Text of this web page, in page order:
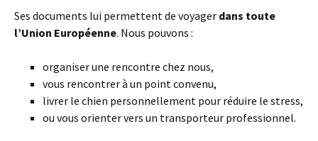
Ses documents lui permettent de voyager dans toute
l’Union Européenne. Nous pouvons :
organiser une rencontre chez nous,
vous rencontrer à un point convenu,
livrer le chien personnellement pour réduire le stress,
ou vous orienter vers un transporteur professionnel.